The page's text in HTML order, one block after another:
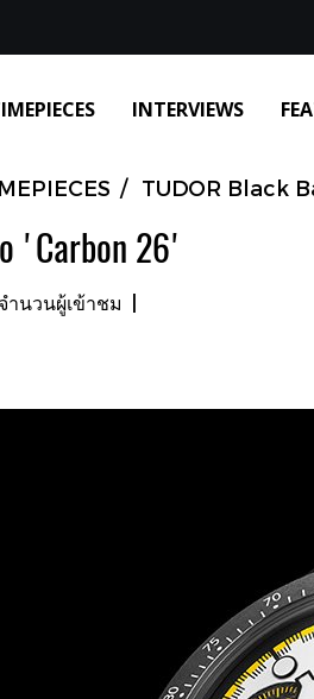
INTERVIEWS
TUDOR Black
'Carbon 26'
ำนวนผู้เข้าชม